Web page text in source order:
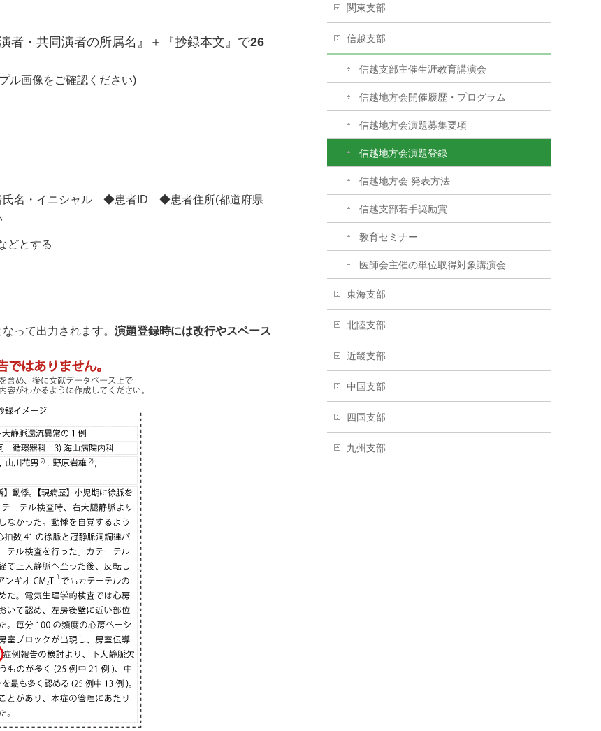
者・共同演者の所属名』＋『抄録本文』で26
ル画像をご確認ください)
氏名・イニシャル ◆患者ID ◆患者住所(都道府県
どとする
って出力されます。 演題登録時には改行やスペース
関東支部
信越支部
信越支部主催生涯教育講演会
信越地方会開催履歴・プログラム
信越地方会演題募集要項
信越地方会演題登録
信越地方会 発表方法
信越支部若手奨励賞
教育セミナー
医師会主催の単位取得対象講演会
東海支部
北陸支部
近畿支部
中国支部
四国支部
九州支部